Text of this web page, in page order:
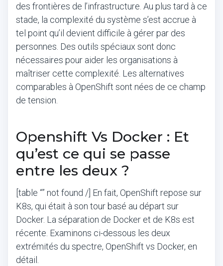
des frontières de l’infrastructure. Au plus tard à ce
stade, la complexité du système s’est accrue à
tel point qu’il devient difficile à gérer par des
personnes. Des outils spéciaux sont donc
nécessaires pour aider les organisations à
maîtriser cette complexité. Les alternatives
comparables à OpenShift sont nées de ce champ
de tension.
Openshift Vs Docker : Et
qu’est ce qui se passe
entre les deux ?
[table “” not found /] En fait, OpenShift repose sur
K8s, qui était à son tour basé au départ sur
Docker. La séparation de Docker et de K8s est
récente. Examinons ci-dessous les deux
extrémités du spectre, OpenShift vs Docker, en
détail.